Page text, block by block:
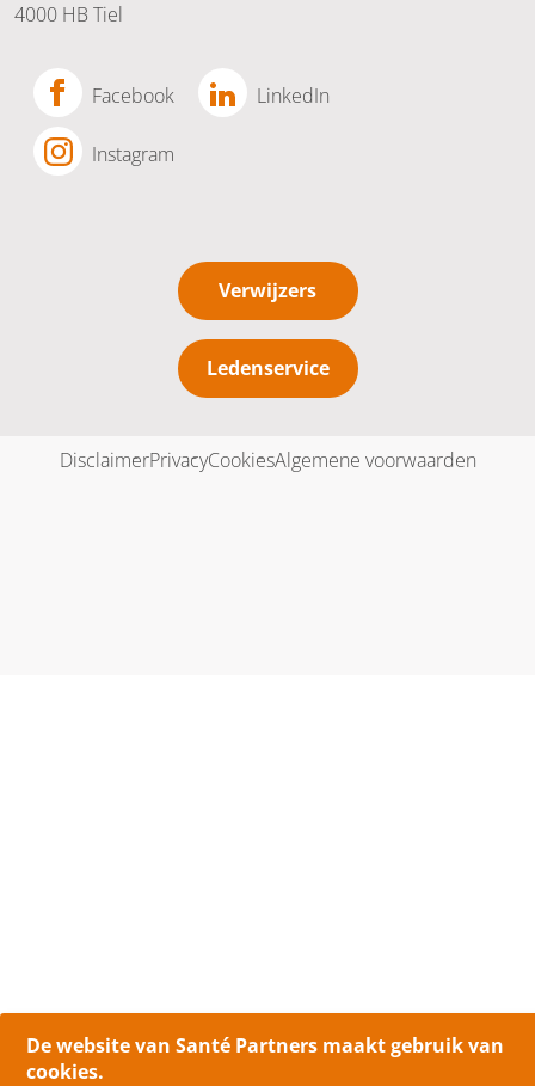
De website van Santé Partners maakt gebruik van
cookies.
4000 HB Tiel
Facebook LinkedIn
Instagram
Verwijzers
Ledenservice
DisclaimerPrivacyCookiesAlgemene voorwaarden